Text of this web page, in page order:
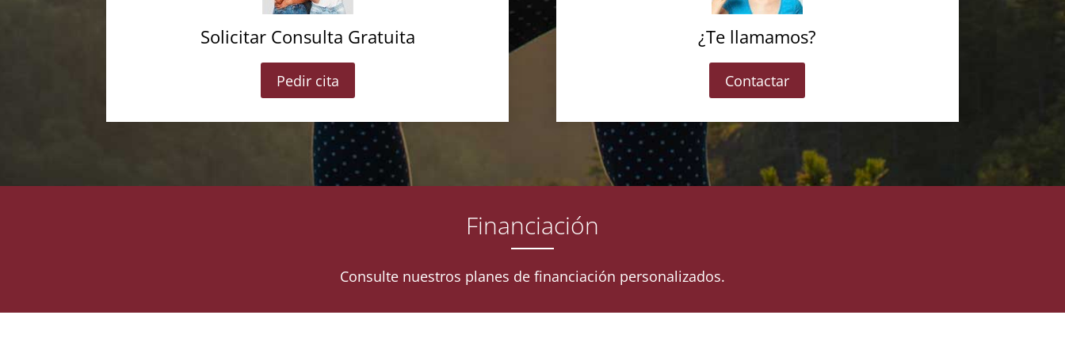
Solicitar Consulta Gratuita
Pedir cita
¿Te llamamos?
Contactar
Financiación
Consulte nuestros planes de financiación personalizados.